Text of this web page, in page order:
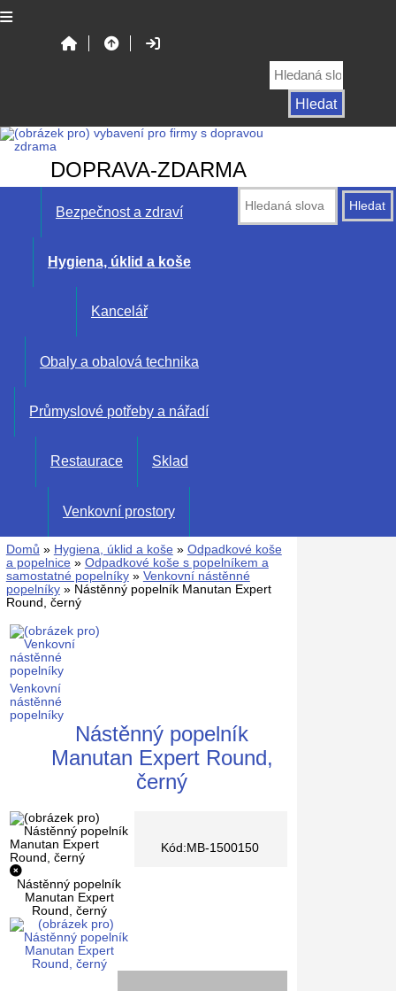
DOPRAVA-ZDARMA
Bezpečnost a zdraví
Hygiena, úklid a koše
Kancelář
Obaly a obalová technika
Průmyslové potřeby a nářadí
Restaurace Sklad
Venkovní prostory
Domů » Hygiena, úklid a koše» Odpadkové koše
a popelnice» Odpadkové koše s popelníkem a
samostatné popelníky» Venkovní nástěnné
popelníky» Nástěnný popelník Manutan Expert
Round, černý
Venkovní
nástěnné
popelníky
Nástěnný popelník
Manutan Expert Round,
černý
Nástěnný popelník
Manutan Expert
Round, černý
Kód:MB-1500150